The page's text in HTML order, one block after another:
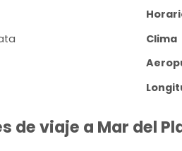
Clima
de viaje a Mar del